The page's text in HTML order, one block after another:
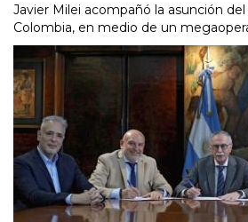
Javier Milei acompañó la asunción
Colombia, en medio de un